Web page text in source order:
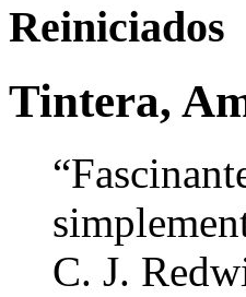
Reiniciados
Tintera,
C. J.